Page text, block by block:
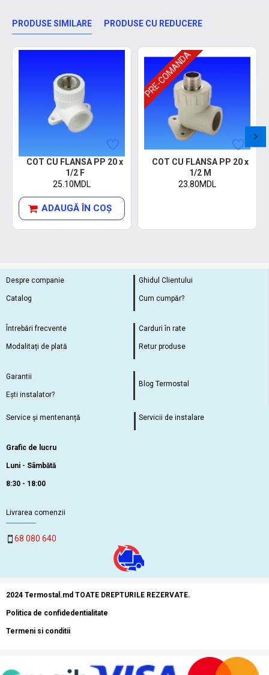
PRODUSE SIMILARE PRODUSE CU REDUCERE
COT CU FLANSA PP 20 x
1/2 F
25.10MDL
ADAUGĂ ÎN COŞ
PRE-COMANDA
COT CU FLANSA PP 20 x
1/2 M
23.80MDL
Despre companie
Catalog
Ghidul Clientului
Cum cumpăr?
Întrebări frecvente
Modalitați de plată
Carduri în rate
Retur produse
Garantii
Ești instalator?
Blog Termostal
Service și mentenanță Servicii de instalare
Grafic de lucru
Luni - Sâmbătă
8:30 - 18:00
Livrarea comenzii
68 080 640
2024 Termostal.md TOATE DREPTURILE REZERVATE.
Politica de confidedentialitate
Termeni si conditii